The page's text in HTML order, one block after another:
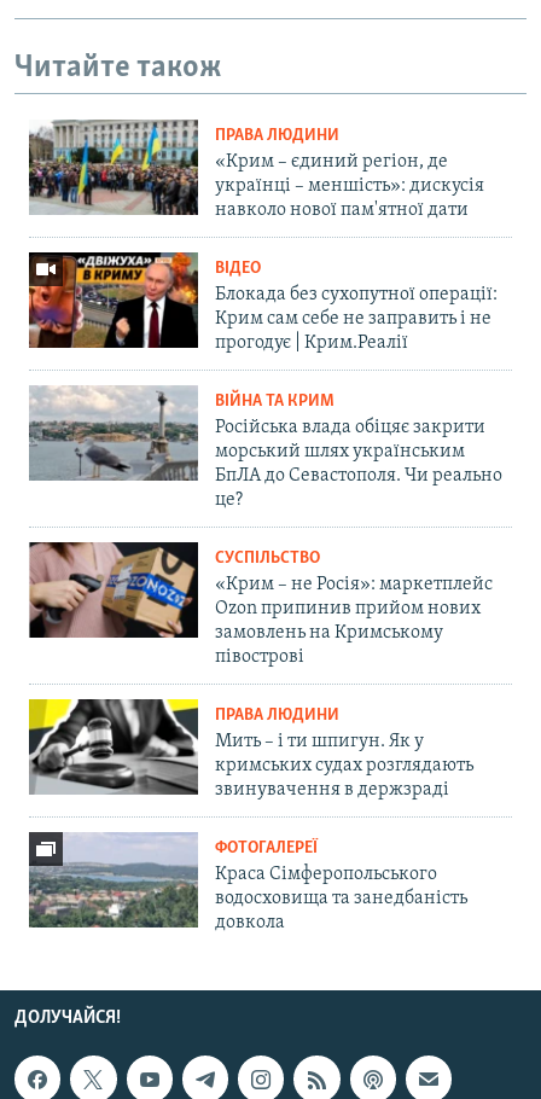
Читайте також
ПРАВА ЛЮДИНИ
«Крим – єдиний регіон, де
українці – меншість»: дискусія
навколо нової пам'ятної дати
ВІДЕО
Блокада без сухопутної операції:
Крим сам себе не заправить і не
прогодує | Крим.Реалії
ВІЙНА ТА КРИМ
Російська влада обіцяє закрити
морський шлях українським
БпЛА до Севастополя. Чи реально
це?
СУСПІЛЬСТВО
«Крим – не Росія»: маркетплейс
Ozon припинив прийом нових
замовлень на Кримському
півострові
ПРАВА ЛЮДИНИ
Мить – і ти шпигун. Як у
кримських судах розглядають
звинувачення в держзраді
ФОТОГАЛЕРЕЇ
Краса Сімферопольського
водосховища та занедбаність
довкола
ДОЛУЧАЙСЯ!